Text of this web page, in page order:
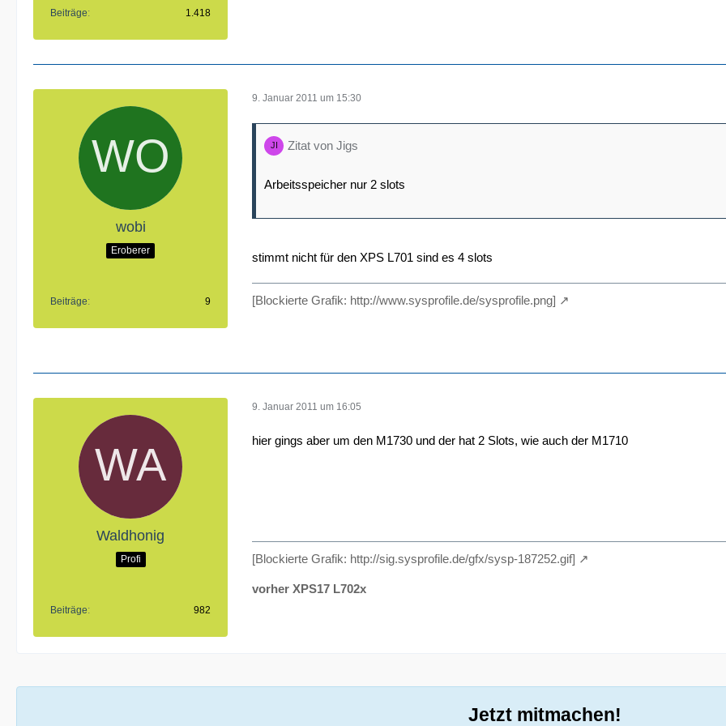
Beiträge 1.418
wobi
Eroberer
Beiträge 9
9. Januar 2011 um 15:30
Zitat von Jigs
Arbeitsspeicher nur 2 slots
stimmt nicht für den XPS L701 sind es 4 slots
[Blockierte Grafik: http://www.sysprofile.de/sysprofile.png]
Waldhonig
Profi
Beiträge 982
9. Januar 2011 um 16:05
hier gings aber um den M1730 und der hat 2 Slots, wie auch der M1710
[Blockierte Grafik: http://sig.sysprofile.de/gfx/sysp-187252.gif]
vorher XPS17 L702x
Jetzt mitmachen!